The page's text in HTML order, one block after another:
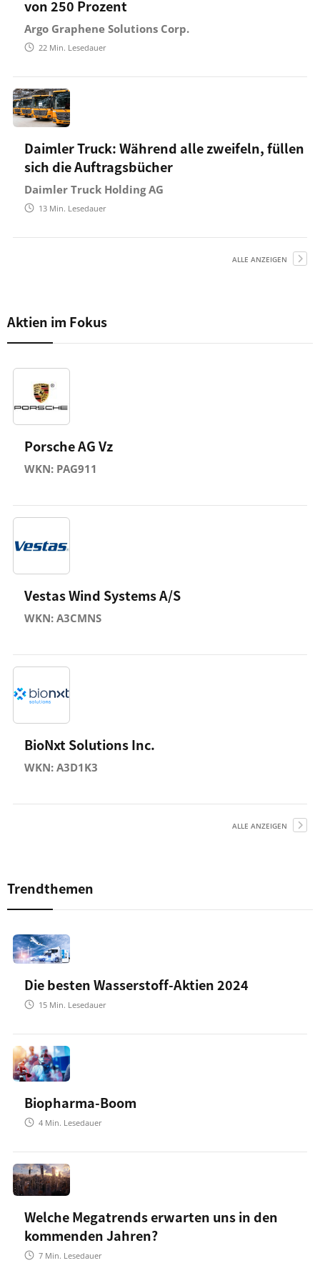
von 250 Prozent
Argo Graphene Solutions Corp.
22 Min. Lesedauer
Daimler Truck: Während alle zweifeln, füllen
sich die Auftragsbücher
Daimler Truck Holding AG
13 Min. Lesedauer
ALLE ANZEIGEN
Aktien im Fokus
Porsche AG Vz
WKN: PAG911
Vestas Wind Systems A/S
WKN: A3CMNS
BioNxt Solutions Inc.
WKN: A3D1K3
ALLE ANZEIGEN
Trendthemen
Die besten Wasserstoff-Aktien 2024
15 Min. Lesedauer
Biopharma-Boom
4 Min. Lesedauer
Welche Megatrends erwarten uns in den
kommenden Jahren?
7 Min. Lesedauer